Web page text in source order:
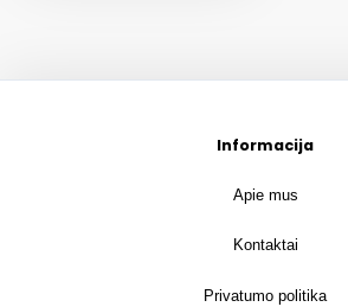
Informacija
Apie mus
Kontaktai
Privatumo politika